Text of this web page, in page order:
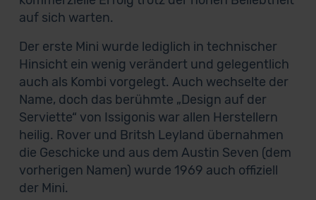
auf sich warten.
Der erste Mini wurde lediglich in technischer
Hinsicht ein wenig verändert und gelegentlich
auch als Kombi vorgelegt. Auch wechselte der
Name, doch das berühmte „Design auf der
Serviette“ von Issigonis war allen Herstellern
heilig. Rover und Britsh Leyland übernahmen
die Geschicke und aus dem Austin Seven (dem
vorherigen Namen) wurde 1969 auch offiziell
der Mini.